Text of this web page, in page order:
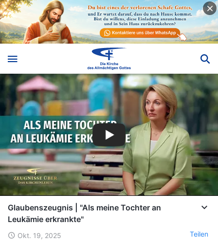
Glaubenszeugnis | "Als meine Tochter an
Leukämie erkrankte"
Okt. 19, 2025 Teilen